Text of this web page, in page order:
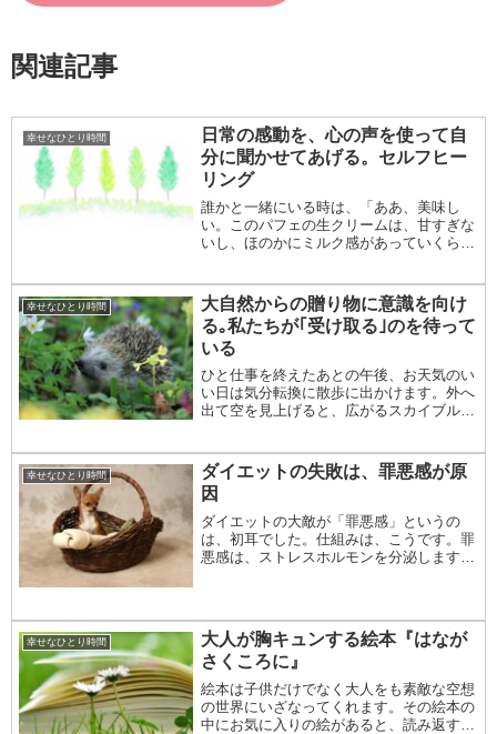
関連記事
幸せなひとり時間
日常の感動を、心の声を使って自
分に聞かせてあげる。セルフヒー
リング
誰かと一緒にいる時は、「ああ、美味し
い。このパフェの生クリームは、甘すぎな
いし、ほのかにミルク感があっていくらで
いいね！」など、相手に向かって言ってい
るのと同時に、も...
幸せなひとり時間
大自然からの贈り物に意識を向け
る｡私たちが｢受け取る｣のを待って
いる
ひと仕事を終えたあとの午後、お天気のい
い日は気分転換に散歩に出かけます。外へ
出て空を見上げると、広がるスカイブルー
す。小春日和の昼下がりに、穏やかな日差
しの ほのか...
幸せなひとり時間
ダイエットの失敗は、罪悪感が原
因
ダイエットの大敵が「罪悪感」というの
は、初耳でした。仕組みは、こうです。罪
悪感は、ストレスホルモンを分泌します。
で、むくみの原因...
幸せなひとり時間
大人が胸キュンする絵本『はなが
さくころに』
絵本は子供だけでなく大人をも素敵な空想
の世界にいざなってくれます。その絵本の
中にお気に入りの絵があると、読み返すた